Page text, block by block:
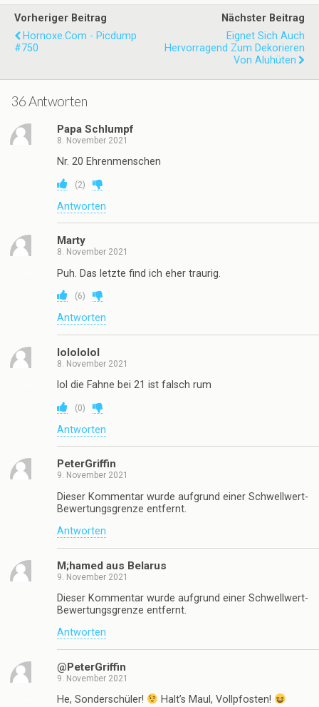
Vorheriger Beitrag
Hornoxe.com - Picdump
#750
Nächster Beitrag
Eignet Sich Auch
Hervorragend Zum Dekorieren
Von Aluhüten
36 Antworten
Papa Schlumpf
8. November 2021
Nr. 20 Ehrenmenschen
(2)
Antworten
Marty
8. November 2021
Puh. Das letzte find ich eher traurig.
(6)
Antworten
lolololol
8. November 2021
lol die Fahne bei 21 ist falsch rum
(0)
Antworten
PeterGriffin
9. November 2021
Dieser Kommentar wurde aufgrund einer Schwellwert-
Bewertungsgrenze entfernt.
Antworten
M;hamed aus Belarus
9. November 2021
Dieser Kommentar wurde aufgrund einer Schwellwert-
Bewertungsgrenze entfernt.
Antworten
@PeterGriffin
9. November 2021
He, Sonderschüler! Halt’s Maul, Vollpfosten!